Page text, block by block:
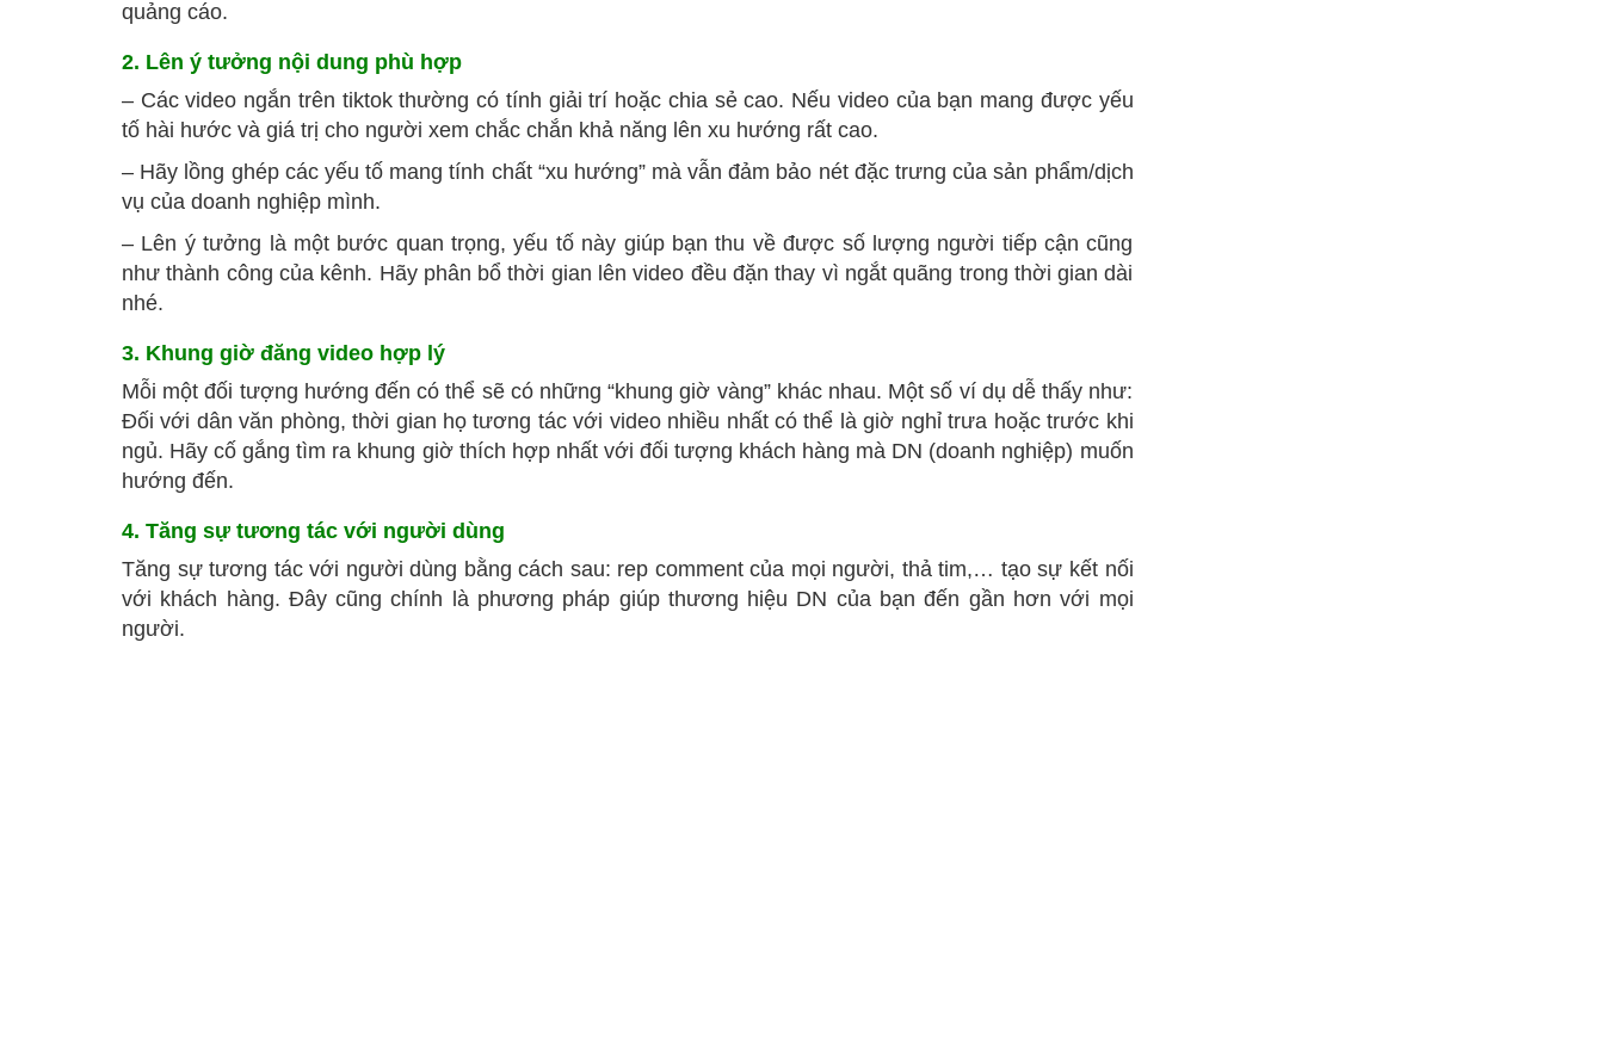
quảng cáo.
2. Lên ý tưởng nội dung phù hợp
– Các video ngắn trên tiktok thường có tính giải trí hoặc chia sẻ cao. Nếu video của bạn mang được yếu
tố hài hước và giá trị cho người xem chắc chắn khả năng lên xu hướng rất cao.
– Hãy lồng ghép các yếu tố mang tính chất “xu hướng” mà vẫn đảm bảo nét đặc trưng của sản phẩm/dịch
vụ của doanh nghiệp mình.
– Lên ý tưởng là một bước quan trọng, yếu tố này giúp bạn thu về được số lượng người tiếp cận cũng
như thành công của kênh. Hãy phân bổ thời gian lên video đều đặn thay vì ngắt quãng trong thời gian dài
nhé.
3. Khung giờ đăng video hợp lý
Mỗi một đối tượng hướng đến có thể sẽ có những “khung giờ vàng” khác nhau. Một số ví dụ dễ thấy như:
Đối với dân văn phòng, thời gian họ tương tác với video nhiều nhất có thể là giờ nghỉ trưa hoặc trước khi
ngủ. Hãy cố gắng tìm ra khung giờ thích hợp nhất với đối tượng khách hàng mà DN (doanh nghiệp) muốn
hướng đến.
4. Tăng sự tương tác với người dùng
Tăng sự tương tác với người dùng bằng cách sau: rep comment của mọi người, thả tim,… tạo sự kết nối
với khách hàng. Đây cũng chính là phương pháp giúp thương hiệu DN của bạn đến gần hơn với mọi
người.